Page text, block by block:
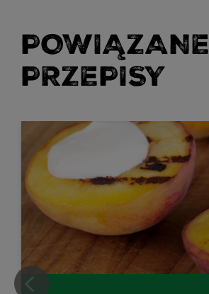
POWIĄZANE
PRZEPISY